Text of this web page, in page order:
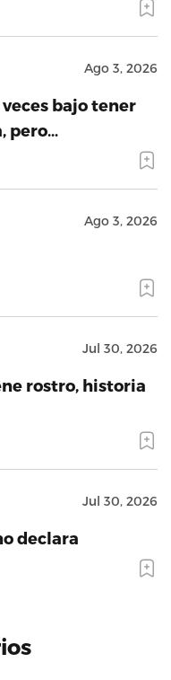
Ago 3, 2026
veces bajo tener
pero…
Ago 3, 2026
Jul 30, 2026
rostro, historia
Jul 30, 2026
declara